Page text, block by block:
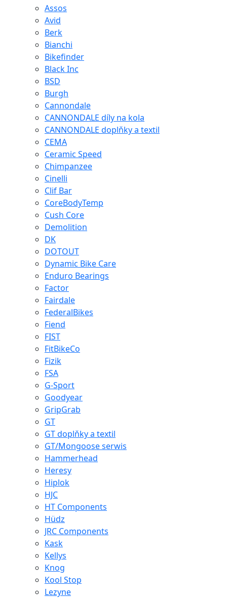
Assos
Avid
Berk
Bianchi
Bikefinder
Black Inc
BSD
Burgh
Cannondale
CANNONDALE díly na kola
CANNONDALE doplňky a textil
CEMA
Ceramic Speed
Chimpanzee
Cinelli
Clif Bar
CoreBodyTemp
Cush Core
Demolition
DK
DOTOUT
Dynamic Bike Care
Enduro Bearings
Factor
Fairdale
FederalBikes
Fiend
FIST
FitBikeCo
Fizik
FSA
G-Sport
Goodyear
GripGrab
GT
GT doplňky a textil
GT/Mongoose serwis
Hammerhead
Heresy
Hiplok
HJC
HT Components
Hüdz
JRC Components
Kask
Kellys
Knog
Kool Stop
Lezyne